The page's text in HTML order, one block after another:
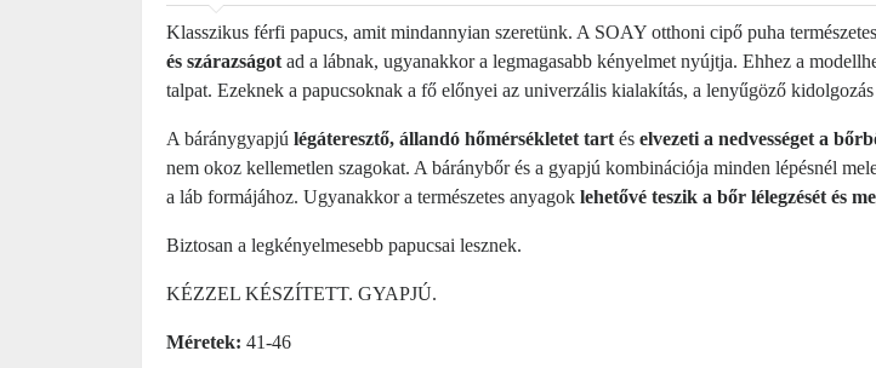
Klasszikus férfi papucs, amit mindannyian szeretünk. A SOAY otthoni cipő puha
és szárazságot ad a lábnak, ugyanakkor a legmagasabb kényelmet nyújtja. Ehhez a
talpat. Ezeknek a papucsoknak a fő előnyei az univerzális kialakítás, a lenyűgöző
A báránygyapjú légáteresztő, állandó hőmérsékletet tart és elvezeti a nedvességet a
nem okoz kellemetlen szagokat. A báránybőr és a gyapjú kombinációja minden lépésnél
a láb formájához. Ugyanakkor a természetes anyagok lehetővé teszik a bőr lélegzését és
Biztosan a legkényelmesebb papucsai lesznek.
KÉZZEL KÉSZÍTETT. GYAPJÚ.
Méretek: 41-46